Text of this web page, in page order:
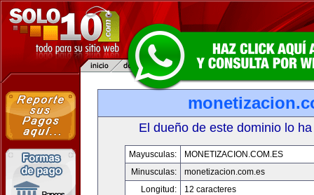
El dueño de este dominio lo
Mayusculas:
MONETIZACION.COM.ES
Minusculas:
monetizacion.com.es
Longitud:
12 caracteres